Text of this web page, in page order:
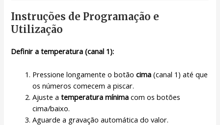
Instruções de Programação e
Utilização
Definir a temperatura (canal 1):
Pressione longamente o botãocima (canal 1) até que
os números comecem a piscar.
Ajuste atemperatura mínima com os botões
cima/baixo.
Aguarde a gravação automática do valor.